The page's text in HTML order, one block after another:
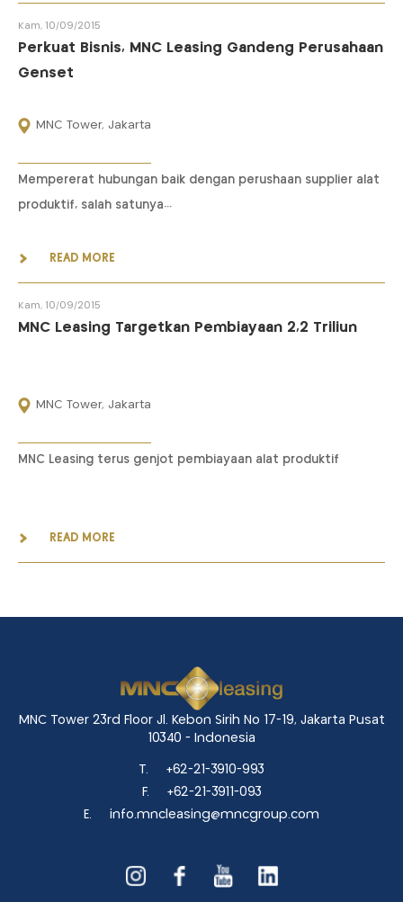
Kam, 10/09/2015
Perkuat Bisnis, MNC Leasing Gandeng Perusahaan
Genset
MNC Tower, Jakarta
Mempererat hubungan baik dengan perushaan supplier alat
produktif, salah satunya...
READ MORE
Kam, 10/09/2015
MNC Leasing Targetkan Pembiayaan 2,2 Triliun
MNC Tower, Jakarta
MNC Leasing terus genjot pembiayaan alat produktif
READ MORE
MNC Tower 23rd Floor Jl. Kebon Sirih No 17-19, Jakarta Pusat
10340 - Indonesia
T.
+62-21-3910-993
F.
+62-21-3911-093
E.
info.mncleasing@mncgroup.com